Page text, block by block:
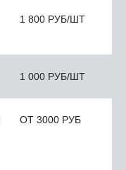
1 800 РУБ/ШТ
1 000 РУБ/ШТ
ОТ 3000 РУБ